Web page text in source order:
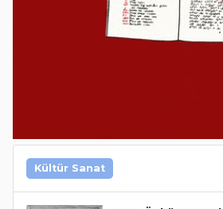
Kültür Sanat